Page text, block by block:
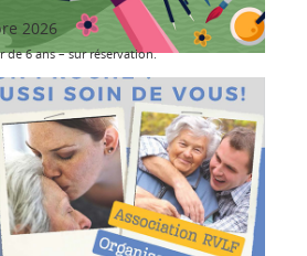
2026
de 6 ans – sur réservation.